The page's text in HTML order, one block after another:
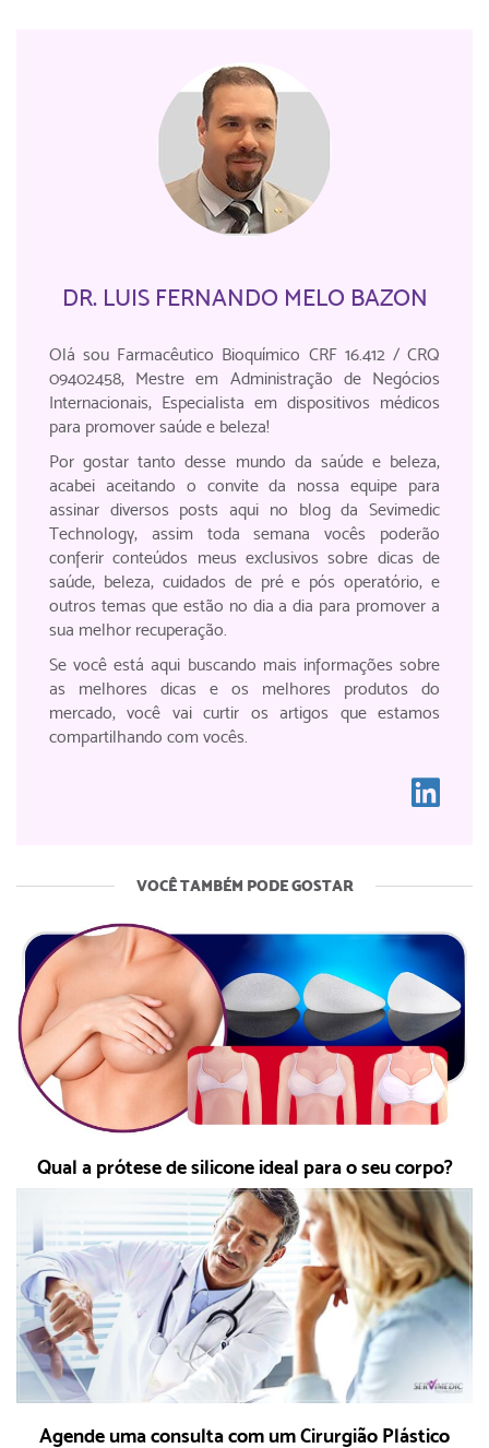
DR. LUIS FERNANDO MELO BAZON
Olá sou Farmacêutico Bioquímico CRF 16.412 / CRQ
09402458, Mestre em Administração de Negócios
Internacionais, Especialista em dispositivos médicos
para promover saúde e beleza!
Por gostar tanto desse mundo da saúde e beleza,
acabei aceitando o convite da nossa equipe para
assinar diversos posts aqui no blog da Sevimedic
Technology, assim toda semana vocês poderão
conferir conteúdos meus exclusivos sobre dicas de
saúde, beleza, cuidados de pré e pós operatório, e
outros temas que estão no dia a dia para promover a
sua melhor recuperação.
Se você está aqui buscando mais informações sobre
as melhores dicas e os melhores produtos do
mercado, você vai curtir os artigos que estamos
compartilhando com vocês.
VOCÊ TAMBÉM PODE GOSTAR
Qual a prótese de silicone ideal para o seu corpo?
Agende uma consulta com um Cirurgião Plástico